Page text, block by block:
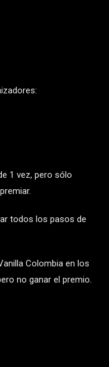
1 vez, pero sólo
todos los pasos de
Colombia en los
no ganar el premio.